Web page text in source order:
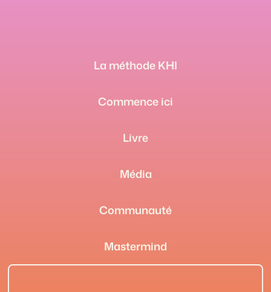
La méthode KHI
Commence ici
Livre
Média
Communauté
Mastermind